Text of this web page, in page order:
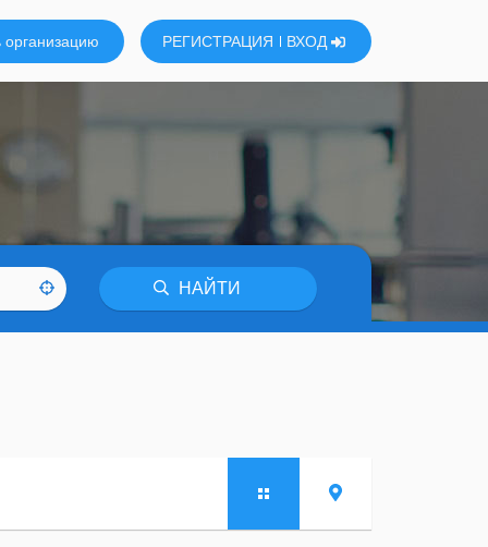
РЕГИСТРАЦИЯ ВХОД
НАЙТИ